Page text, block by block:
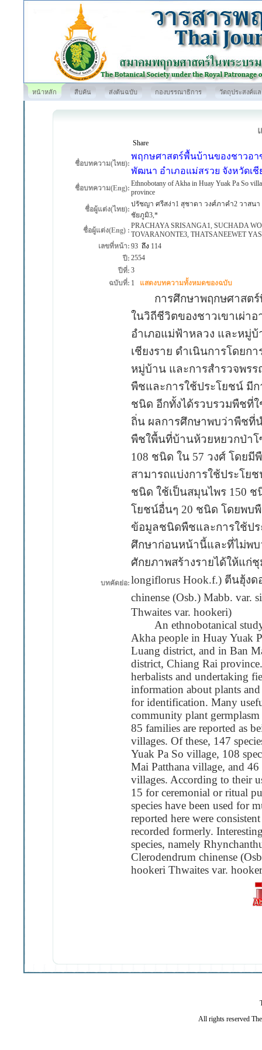
หน้าหลัก สืบค้น ส่งต้นฉบับ กองบรรณาธิการ วัตถุประสงค์แ
Share
ชื่อบทความ(ไทย):
พฤกษศาสตร์พื้นบ้านของชาวอ
พัฒนา อำเภอแม่สรวย จังหวัดเชี
ชื่อบทความ(Eng):
Ethnobotany of Akha in Huay Yuak Pa So
province
ชื่อผู้แต่ง(ไทย):
ปรัชญา ศรีสง่า1 สุชาดา วงศ์ภาคำ2 วาสนา
ชัยภูมิ3,*
ชื่อผู้แต่ง(Eng) :
PRACHAYA SRISANGA1, SUCHADA
TOVARANONTE3, THATSANEEWET
เลขที่หน้า: 93ถึง 114
ปี: 2554
ปีที่: 3
ฉบับที่: 1 แสดงบทความทั้งหมดของฉบับ
บทคัดย่อ:
การศึกษาพฤกษศาสตร์พื้
ในวิถีชีวิตของชาวเขาเผ่า
อำเภอแม่ฟ้าหลวง และหมู่
เชียงราย ดำเนินการโดย
หมู่บ้าน และการสำรวจพร
พืชและการใช้ประโยชน์ มี
ชนิด อีกทั้งได้รวบรวมพืชที่
ถิ่น ผลการศึกษาพบว่าพืชที่
พืชใพื้นที่บ้านห้วยหยวกป่า
108 ชนิด ใน 57 วงศ์ โดย
สามารถแบ่งการใช้ประโย
ชนิด ใช้เป็นสมุนไพร 150
โยชน์อื่นๆ 20 ชนิด โดยพบ
ข้อมูลชนิดพืชและการใช้ป
ศึกษาก่อนหน้านี้และที่ไม่พ
ศักยภาพสร้างรายได้ให้แก่
longiflorus Hook.f.) ตีนฮุ้งด
chinense (Osb.) Mabb.
Thwaites var. hookeri)
An ethnobotanical study
Akha people in Huay Yuak
Luang district, and in Ban
district, Chiang Rai
herbalists and undertaking
information about plants
for identification. Many
community plant
85 families are reported as
villages. Of these, 147
Yuak Pa So village, 108
Mai Patthana village, and
villages. According to their
15 for ceremonial or ritual
species have been used for
reported here were
recorded formerly.
species, namely
Clerodendrum chinense
hookeri Thwaites var.
All rights reserved